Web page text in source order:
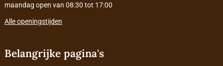
maandag open van 08:30 tot 17:00
Alle openingstijden
Belangrijke pagina's